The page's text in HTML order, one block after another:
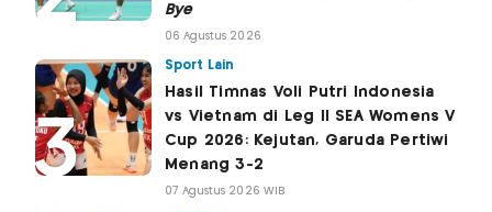
Bye
06 Agustus 2026
Sport Lain
Hasil Timnas Voli Putri Indonesia
vs Vietnam di Leg II SEA Womens V
Cup 2026: Kejutan, Garuda Pertiwi
Menang 3-2
07 Agustus 2026 WIB